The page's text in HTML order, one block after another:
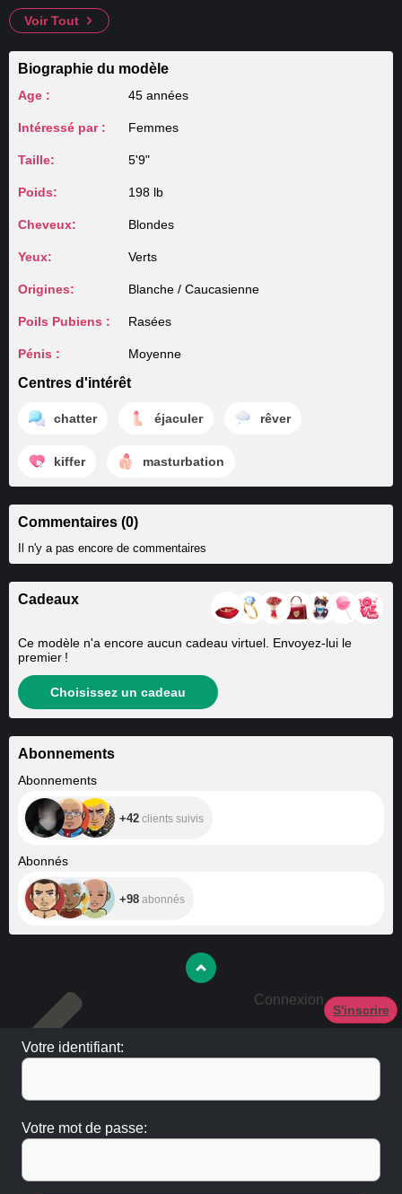
Voir Tout
Biographie du modèle
Age : 45 années
Intéressé par : Femmes
Taille: 5'9"
Poids: 198 lb
Cheveux: Blondes
Yeux: Verts
Origines: Blanche / Caucasienne
Poils Pubiens : Rasées
Pénis : Moyenne
Centres d'intérêt
chatter éjaculer rêver
kiffer masturbation
Commentaires (0)
Il n'y a pas encore de commentaires
Cadeaux
Ce modèle n'a encore aucun cadeau virtuel. Envoyez-lui le
premier !
Choisissez un cadeau
Abonnements
Abonnements
+42 clients suivis
Abonnés
+98 abonnés
Connexion
S'inscrire
Votre identifiant:
Votre mot de passe: